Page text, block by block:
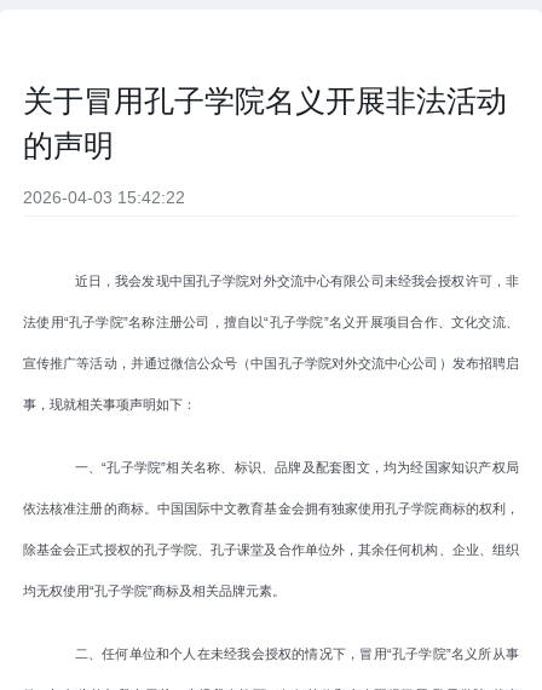
关于冒用孔子学院名义开展非法活动
的声明
2026-04-03 15:42:22
近日，我会发现中国孔子学院对外交流中心有限公司未经我会授权许可，非
法使用“孔子学院”名称注册公司，擅自以“孔子学院”名义开展项目合作、文化交流、
宣传推广等活动，并通过微信公众号（中国孔子学院对外交流中心公司）发布招聘启
事，现就相关事项声明如下：
一、“孔子学院”相关名称、标识、品牌及配套图文，均为经国家知识产权局
依法核准注册的商标。中国国际中文教育基金会拥有独家使用孔子学院商标的权利，
除基金会正式授权的孔子学院、孔子课堂及合作单位外，其余任何机构、企业、组织
均无权使用“孔子学院”商标及相关品牌元素。
二、任何单位和个人在未经我会授权的情况下，冒用“孔子学院”名义所从事